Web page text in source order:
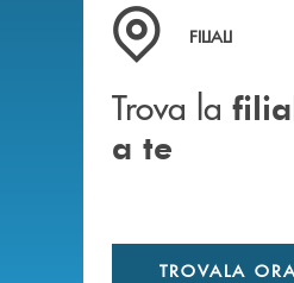
Trova la filiale più
FILIALI
Trova la
a te
TROVALA ORA